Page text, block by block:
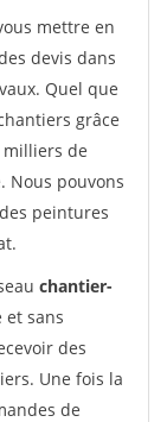
mettre en
devis dans
Quel que
grâce
milliers de
Nous pouvons
peintures
chantier-
sans
des
Une fois la
de